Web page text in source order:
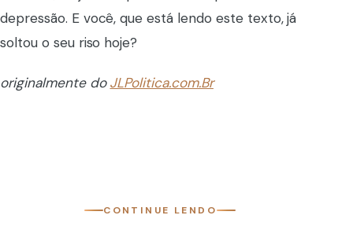
depressão. E você, que está lendo este texto, já
soltou o seu riso hoje?
originalmente doJLPolitica.com.Br
CONTINUE LENDO